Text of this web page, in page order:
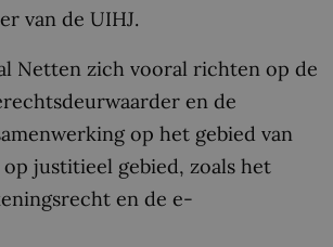
van de UIHJ.
Netten zich vooral richten op de
en de
op het gebied van
justitieel gebied, zoals het
en de e-